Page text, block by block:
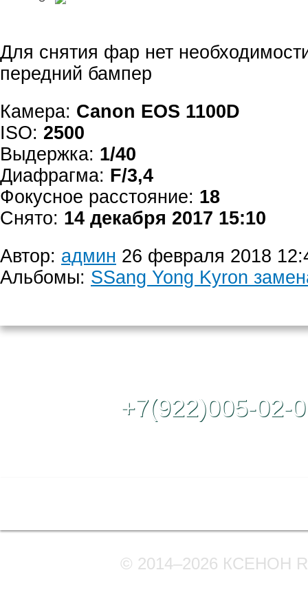
Для снятия фар нет
передний бампер
Камера: Canon EOS 1100D
ISO: 2500
Выдержка: 1/40
Диафрагма: F/3,4
Фокусное расстояние: 18
Снято: 14 декабря 2017 15:10
Автор: админ 26 февраля 2018
Альбомы: SSang Yong Kyron
+7(922)005-02-
© 2014–2026 КСЕНОН